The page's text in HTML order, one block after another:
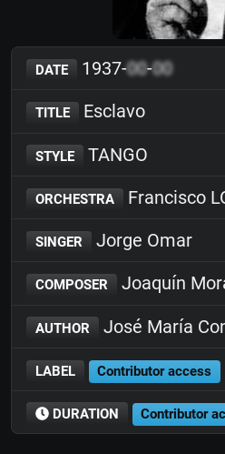
DATE 1937-00-00
TITLE Esclavo
STYLE TANGO
ORCHESTRA Francisco
SINGER Jorge Omar
COMPOSER Joaquín
AUTHOR José María
LABEL Contributor access
DURATION Contributor